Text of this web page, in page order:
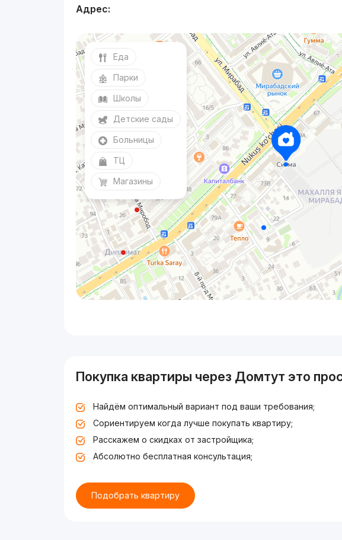
Адрес:
Еда
Парки
Школы
Детские сады
Больницы
ТЦ
Магазины
Покупка квартиры через Домтут это
Найдём оптимальный вариант под ваши требования;
Сориентируем когда лучше покупать квартиру;
Расскажем о скидках от застройщика;
Абсолютно бесплатная консультация;
Подобрать квартиру